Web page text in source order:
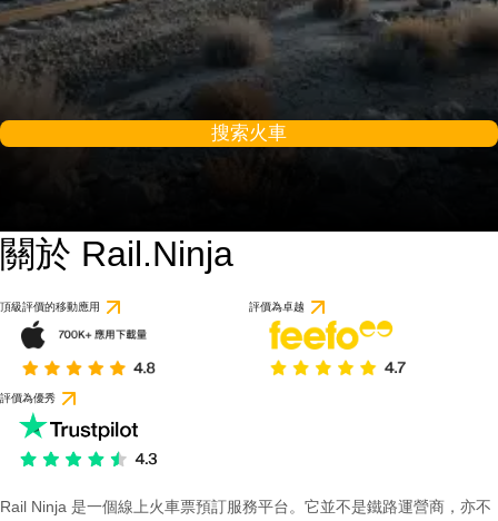
搜索火車
關於 Rail.Ninja
頂級評價的移動應用 評價為卓越
評價為優秀
Rail Ninja 是一個線上火車票預訂服務平台。它並不是鐵路運營商，亦不